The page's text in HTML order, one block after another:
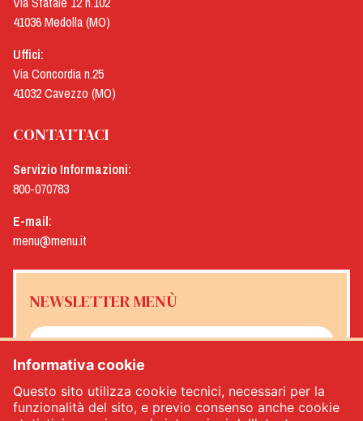
41036 Medolla (MO)
Uffici:
Via Concordia n.25
41032 Cavezzo (MO)
CONTATTACI
Servizio Informazioni:
800-070783
E-mail:
menu@menu.it
NEWSLETTER MENÙ
Informativa cookie
Questo sito utilizza cookie tecnici, necessari per la
funzionalità del sito, e previo consenso anche cookie